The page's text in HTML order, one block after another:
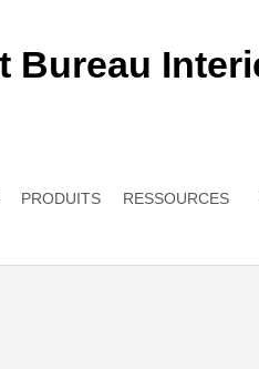
PRODUITS RESSOURCES